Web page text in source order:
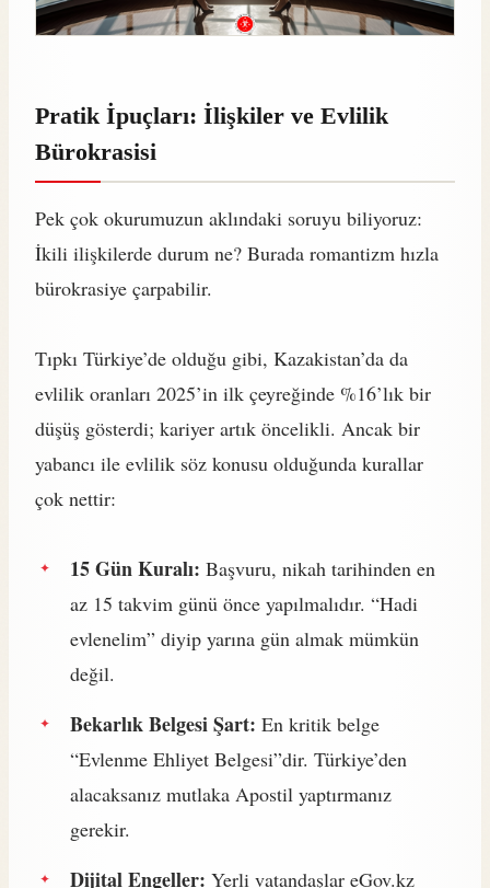
Pratik İpuçları: İlişkiler ve Evlilik
Bürokrasisi
Pek çok okurumuzun aklındaki soruyu biliyoruz:
İkili ilişkilerde durum ne? Burada romantizm hızla
bürokrasiye çarpabilir.
Tıpkı Türkiye’de olduğu gibi, Kazakistan’da da
evlilik oranları 2025’in ilk çeyreğinde %16’lık bir
düşüş gösterdi; kariyer artık öncelikli. Ancak bir
yabancı ile evlilik söz konusu olduğunda kurallar
çok nettir:
15 Gün Kuralı: Başvuru, nikah tarihinden en
az 15 takvim günü önce yapılmalıdır. “Hadi
evlenelim” diyip yarına gün almak mümkün
değil.
Bekarlık Belgesi Şart: En kritik belge
“Evlenme Ehliyet Belgesi”dir. Türkiye’den
alacaksanız mutlaka Apostil yaptırmanız
gerekir.
Dijital Engeller: Yerli vatandaşlar eGov.kz